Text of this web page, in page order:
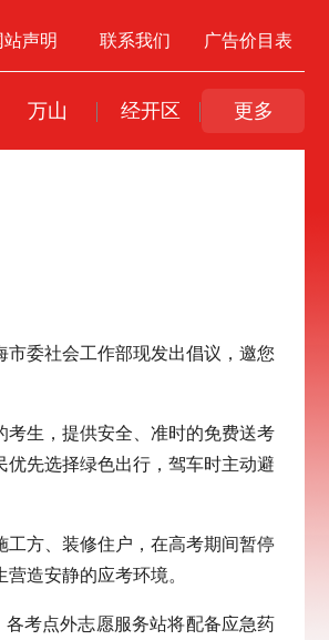
站声明 联系我们 广告价目表
万山 经开区 更多
委社会工作部现发出倡议，邀您
考生，提供安全、准时的免费送考
先选择绿色出行，驾车时主动避
工方、装修住户，在高考期间暂停
造安静的应考环境。
考点外志愿服务站将配备应急药